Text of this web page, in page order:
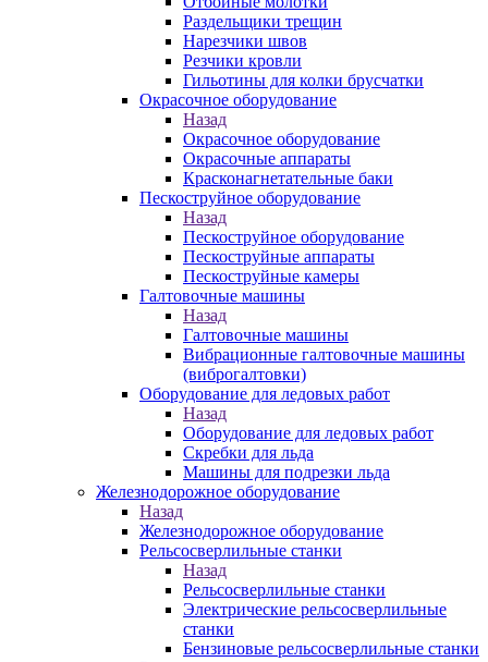
Раздельщики трещин
Нарезчики швов
Резчики кровли
Гильотины для колки брусчатки
Окрасочное оборудование
Назад
Окрасочное оборудование
Окрасочные аппараты
Красконагнетательные баки
Пескоструйное оборудование
Назад
Пескоструйное оборудование
Пескоструйные аппараты
Пескоструйные камеры
Галтовочные машины
Назад
Галтовочные машины
Вибрационные галтовочные машины
(виброгалтовки)
Оборудование для ледовых работ
Назад
Оборудование для ледовых работ
Скребки для льда
Машины для подрезки льда
Железнодорожное оборудование
Назад
Железнодорожное оборудование
Рельсосверлильные станки
Назад
Рельсосверлильные станки
Электрические рельсосверлильные
станки
Бензиновые рельсосверлильные станки